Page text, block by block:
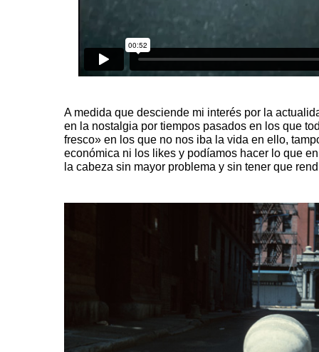
A medida que desciende mi interés por la
en la nostalgia por tiempos pasados en los que
fresco» en los que no nos iba la vida en ello,
económica ni los likes y podíamos hacer lo que
la cabeza sin mayor problema y sin tener que